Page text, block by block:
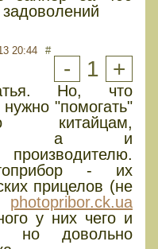
задоволений
20:44 #
- 1 +
Но, что
нужно "помогать"
китайцам,
а и
производителю.
- их
прицелов (не
photopribor.ck.ua
у них чего и
но довольно